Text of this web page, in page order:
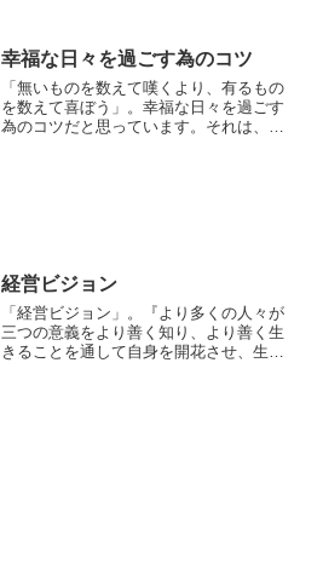
幸福な日々を過ごす為のコツ
「無いものを数えて嘆くより、有るもの
を数えて喜ぼう」。幸福な日々を過ごす
為のコツだと思っています。それは、幸
経営ビジョン
「経営ビジョン」。『より多くの人々が
三つの意義をより善く知り、より善く生
きることを通して自身を開花させ、生き